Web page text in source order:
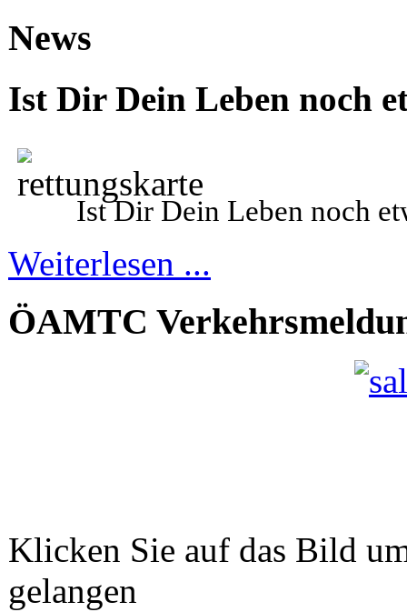
News
Ist Dir Dein Leben noch
Ist Dir Dein Leben noch
Weiterlesen ...
ÖAMTC
Klicken Sie auf das Bild
gelangen